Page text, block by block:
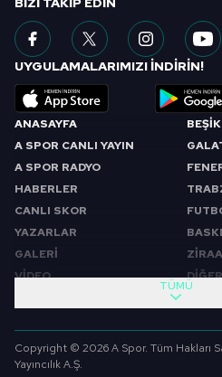
ANASAYFA
A SPOR CANLI YAYIN
A SPOR RADYO
HABERLER
CANLI SKOR
YAZARLAR
GALERİ
VİDEO
SABAH SPORU
SPOR GÜNDEMİ
TÜMÜ
UYGULAMALARIMIZI İNDİRİN!
Copyright © 2026 A Spor. Tüm Hakları
Yayıncılık A.Ş.